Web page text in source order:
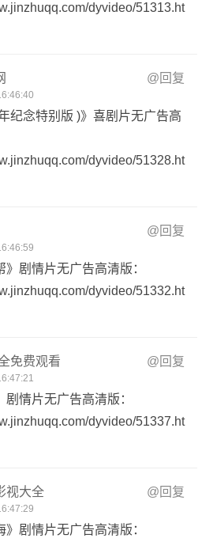
dyvideo/51313.ht
@回复
纪念特别版 )》喜剧片无广告高
dyvideo/51328.ht
@回复
》剧情片无广告高清版：
dyvideo/51332.ht
免费观看 @回复
剧情片无广告高清版：
dyvideo/51337.ht
视大全 @回复
》剧情片无广告高清版：